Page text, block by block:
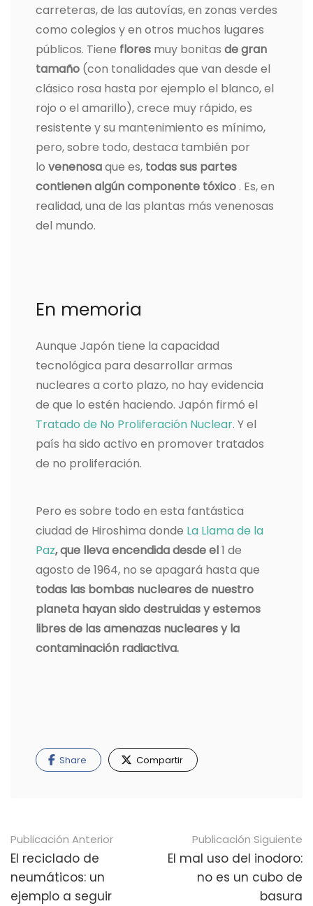
carreteras, de las autovías, en zonas verdes
como colegios y en otros muchos lugares
públicos. Tiene flores muy bonitas de gran
tamaño (con tonalidades que van desde el
clásico rosa hasta por ejemplo el blanco, el
rojo o el amarillo), crece muy rápido, es
resistente y su mantenimiento es mínimo,
pero, sobre todo, destaca también por
lo venenosaque es, todas sus partes
contienen algún componente tóxico . Es, en
realidad, una de las plantas más venenosas
del mundo.
En memoria
Aunque Japón tiene la capacidad
tecnológica para desarrollar armas
nucleares a corto plazo, no hay evidencia
de que lo estén haciendo. Japón firmó el
Tratado de No Proliferación Nuclear. Y el
país ha sido activo en promover tratados
de no proliferación.
Pero es sobre todo en esta fantástica
ciudad de Hiroshima donde La Llama de la
Paz, que lleva encendida desde el1 de
agosto de 1964, no se apagará hasta que
todas las bombas nucleares de nuestro
planeta hayan sido destruidas y estemos
libres de las amenazas nucleares y la
contaminación radiactiva.
Share Compartir
Navegación
de
publicaciones
Publicación Anterior
El reciclado de
neumáticos: un
ejemplo a seguir
Publicación Siguiente
El mal uso del inodoro:
no es un cubo de
basura